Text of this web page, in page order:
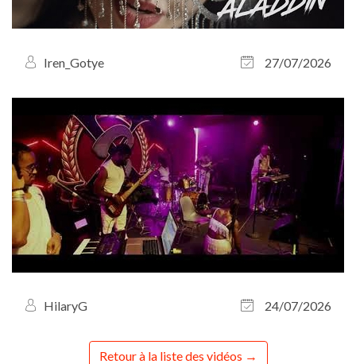
Iren_Gotye 27/07/2026
HilaryG 24/07/2026
Retour à la liste des vidéos